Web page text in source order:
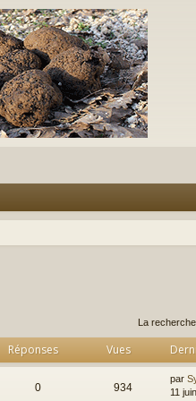
La
Réponses Vues
0 934
par
11